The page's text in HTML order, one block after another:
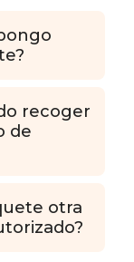
recoger
de
otra